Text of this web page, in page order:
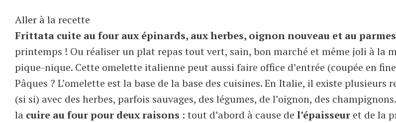
Aller à la recette
Frittata cuite au four aux épinards, aux herbes, oignon nouveau et au
printemps ! Ou réaliser un plat repas tout vert, sain, bon marché et même joli à la
pique-nique. Cette omelette italienne peut aussi faire office d’entrée (coupée en
Pâques ? L’omelette est la base de la base des cuisines. En Italie, il existe plusieurs
(si si) avec des herbes, parfois sauvages, des légumes, de l’oignon, des
la cuire au four pour deux raisons : tout d’abord à cause de l’épaisseur et de la